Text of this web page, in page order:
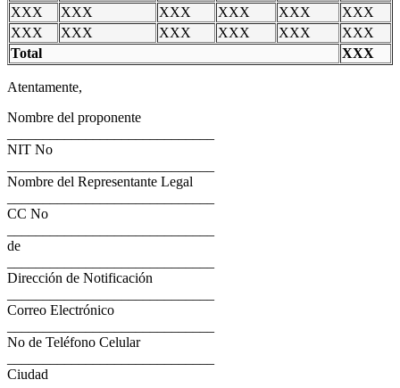
XXX XXX XXX XXX XXX
XXX
XXX
XXX XXX XXX XXX
XXX
Total
XXX
Atentamente,
Nombre del proponente
NIT No
Nombre del Representante Legal
CC No
de
Dirección de Notificación
Correo Electrónico
No de Teléfono Celular
Ciudad